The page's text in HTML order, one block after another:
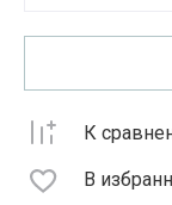
К
В